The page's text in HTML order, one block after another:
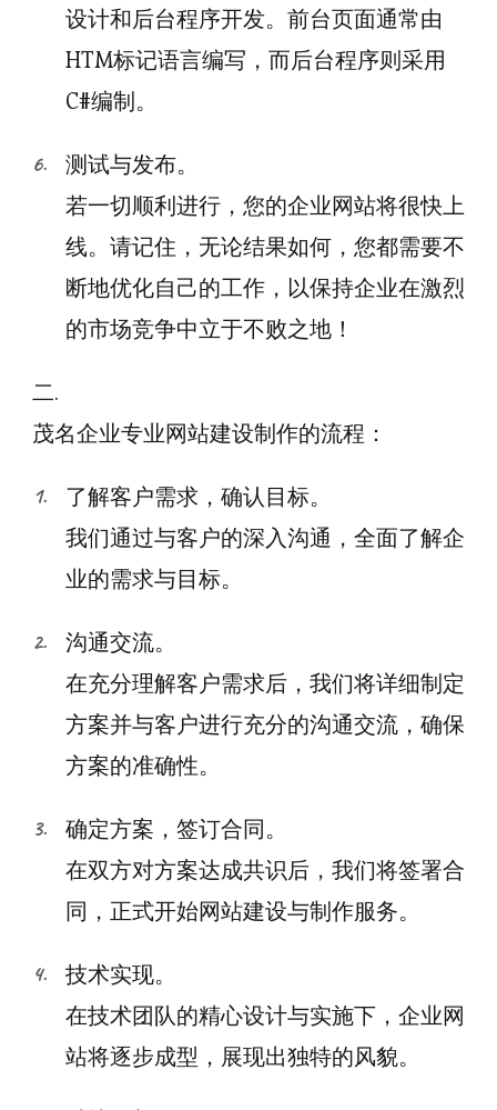
设计和后台程序开发。前台页面通常由
HTM标记语言编写，而后台程序则采用
C#编制。
测试与发布。
若一切顺利进行，您的企业网站将很快上
线。请记住，无论结果如何，您都需要不
断地优化自己的工作，以保持企业在激烈
的市场竞争中立于不败之地！
二.
茂名企业专业网站建设制作的流程：
了解客户需求，确认目标。
我们通过与客户的深入沟通，全面了解企
业的需求与目标。
沟通交流。
在充分理解客户需求后，我们将详细制定
方案并与客户进行充分的沟通交流，确保
方案的准确性。
确定方案，签订合同。
在双方对方案达成共识后，我们将签署合
同，正式开始网站建设与制作服务。
技术实现。
在技术团队的精心设计与实施下，企业网
站将逐步成型，展现出独特的风貌。